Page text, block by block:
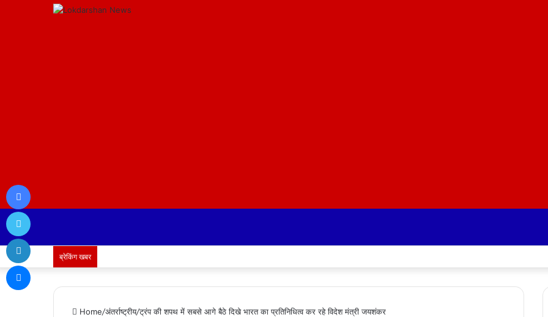
ब्रेकिंग खबर
Home/अंतर्राष्ट्रीय/ट्रंप की शपथ में सबसे आगे बैठे दिखे भारत का प्रतिनिधित्व कर रहे विदेश मंत्री जयशंकर
Twitter
Messenger